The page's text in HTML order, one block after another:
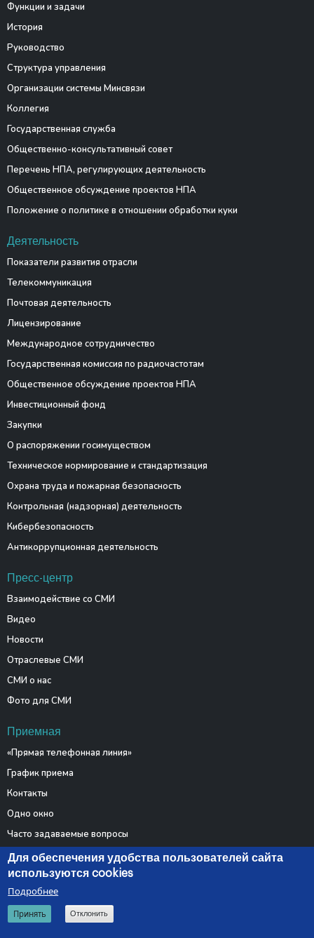
Функции и задачи
История
Руководство
Структура управления
Организации системы Минсвязи
Коллегия
Государственная служба
Общественно-консультативный совет
Перечень НПА, регулирующих деятельность
Общественное обсуждение проектов НПА
Положение о политике в отношении обработки куки
Деятельность
Показатели развития отрасли
Телекоммуникация
Почтовая деятельность
Лицензирование
Международное сотрудничество
Государственная комиссия по радиочастотам
Общественное обсуждение проектов НПА
Инвестиционный фонд
Закупки
О распоряжении госимуществом
Техническое нормирование и стандартизация
Охрана труда и пожарная безопасность
Контрольная (надзорная) деятельность
Кибербезопасность
Антикоррупционная деятельность
Пресс-центр
Взаимодействие со СМИ
Видео
Новости
Отраслевые СМИ
СМИ о нас
Фото для СМИ
Приемная
«Прямая телефонная линия»
График приема
Контакты
Одно окно
Часто задаваемые вопросы
Электронные обращения
© 2026 Министерство связи и информатизации Республики
Для обеспечения удобства пользователей сайта
используются cookies
Подробнее
Принять Отклонить